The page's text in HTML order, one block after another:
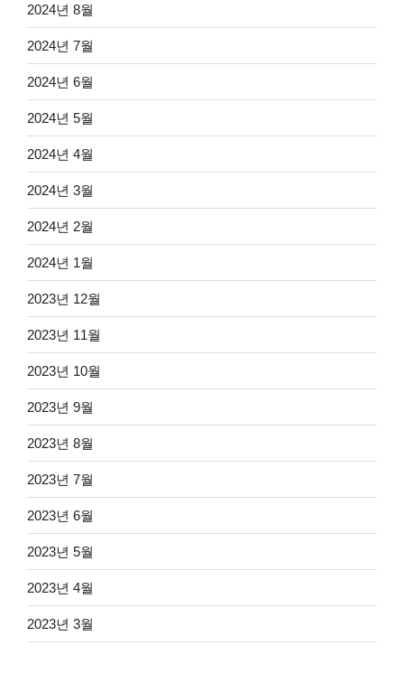
2024년 8월
2024년 7월
2024년 6월
2024년 5월
2024년 4월
2024년 3월
2024년 2월
2024년 1월
2023년 12월
2023년 11월
2023년 10월
2023년 9월
2023년 8월
2023년 7월
2023년 6월
2023년 5월
2023년 4월
2023년 3월